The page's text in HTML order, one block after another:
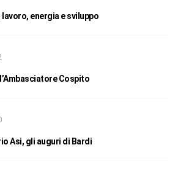
energia e sviluppo
Cospito
Asi, gli auguri di Bardi